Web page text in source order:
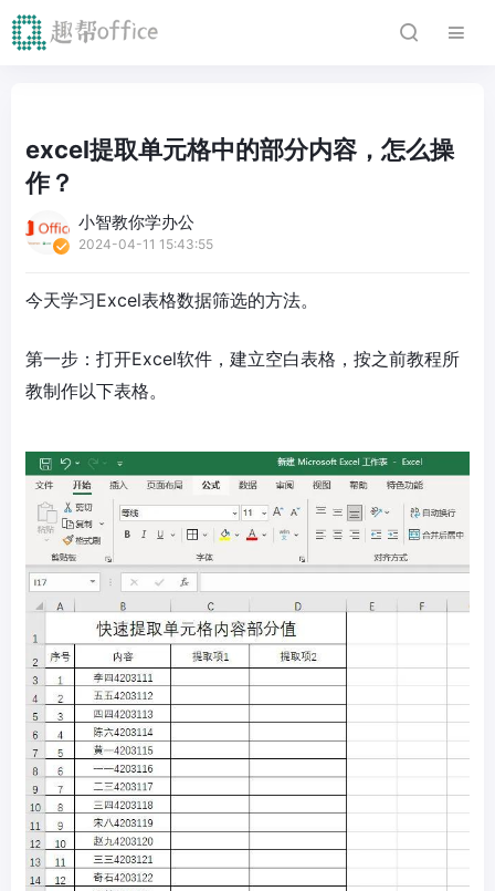
excel提取单元格中的部分内容，怎么操
作？
小智教你学办公
2024-04-11 15:43:55
今天学习Excel表格数据筛选的方法。
第一步：打开Excel软件，建立空白表格，按之前教程所
教制作以下表格。